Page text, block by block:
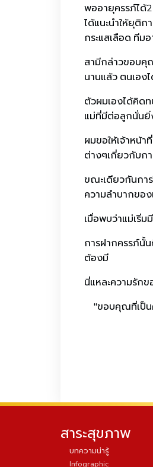
พออายุครรภ์ได้
ได้แนะนำให้ยุติก
กระแสเลือด ทีม
สามีกล่าวขอบคุ
นานแล้ว ตนเอง
ตัวผมเองได้คิด
แม่ที่มีต่อลูกนั่นยิ่
ผมขอให้เจ้าหน้
ต่างๆเกี่ยวกับก
ขณะเดียวกันกา
ความลำบากขอ
เมื่อพบว่าแม่เริ่
การฝากครรภ์นั้
ต้องมี
นี่แหละความรัก
"ขอบคุณที่เป็
สาระสุขภาพ
บทความน่ารู้
Infographic